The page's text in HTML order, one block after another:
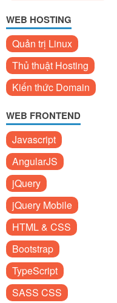
WEB HOSTING
Quản trị Linux
Thủ thuật Hosting
Kiến thức Domain
WEB FRONTEND
Javascript
AngularJS
jQuery
jQuery Mobile
HTML & CSS
Bootstrap
TypeScript
SASS CSS